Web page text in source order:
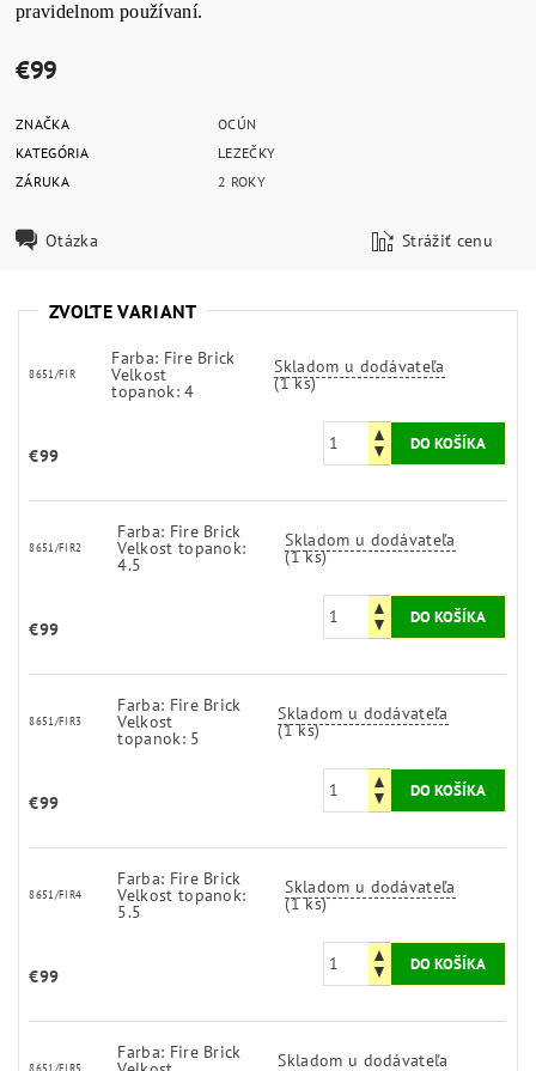
pravidelnom používaní.
€99
ZNAČKA
OCÚN
KATEGÓRIA
LEZEČKY
ZÁRUKA
2 ROKY
Otázka Strážiť cenu
ZVOĽTE VARIANT
8651/FIR
Farba: Fire Brick
Velkost
topanok: 4
Skladom u dodávateľa
(1 ks)
€99
8651/FIR2
Farba: Fire Brick
Velkost topanok:
4.5
Skladom u dodávateľa
(1 ks)
€99
8651/FIR3
Farba: Fire Brick
Velkost
topanok: 5
Skladom u dodávateľa
(1 ks)
€99
8651/FIR4
Farba: Fire Brick
Velkost topanok:
5.5
Skladom u dodávateľa
(1 ks)
€99
8651/FIR5
Farba: Fire Brick Skladom u dodávateľa